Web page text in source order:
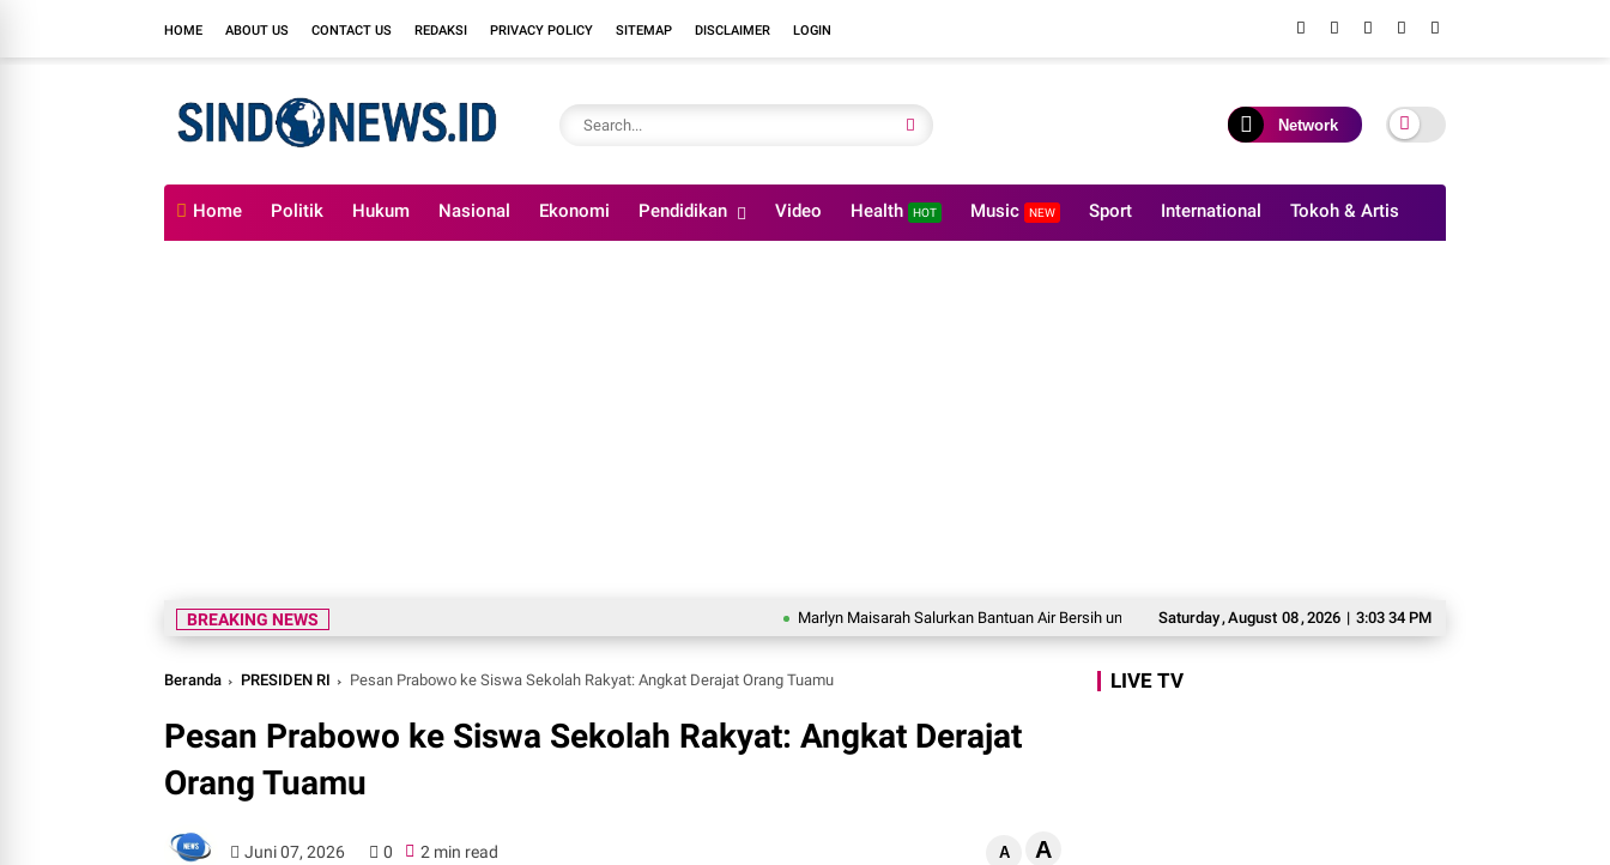
HOME ABOUT US CONTACT US REDAKSI PRIVACY POLICY SITEMAP DISCLAIMER LOGIN
Network
Home Politik Hukum Nasional Ekonomi Pendidikan Video Health HOT Music NEW Sport International Tokoh & Artis
Saturday,August 08,2026 | 3:03 35 PM
BREAKING NEWS Marlyn Maisarah Salurkan Bantuan Air Bersih untuk Warga Babakan Madang Prabowo: Kepemimpinan Tak Bisa
Beranda PRESIDEN RI Pesan Prabowo ke Siswa Sekolah Rakyat: Angkat Derajat Orang Tuamu
Pesan Prabowo ke Siswa Sekolah Rakyat: Angkat Derajat
Orang Tuamu
Juni 07, 2026 0 2 min read A A
LIVE TV